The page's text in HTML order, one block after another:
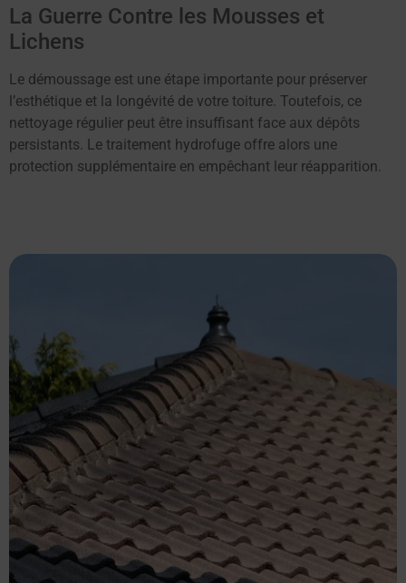
La Guerre Contre les Mousses et
Lichens
Le démoussage est une étape importante pour préserver
l’esthétique et la longévité de votre toiture. Toutefois, ce
nettoyage régulier peut être insuffisant face aux dépôts
persistants. Le traitement hydrofuge offre alors une
protection supplémentaire en empêchant leur réapparition.